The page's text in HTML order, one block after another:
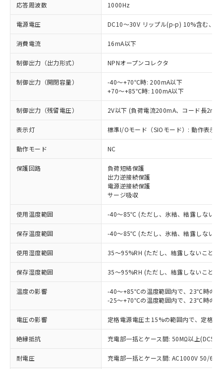
応答周波数 1000Hz
電源電圧 DC10～30V リップル(p-p) 10%含む、
消費電流 16mA以下
制御出力（出力形式） NPNオープンコレクタ
制御出力（開閉容量）
-40～+70℃時: 200mA以下
+70～+85℃時: 100mA以下
制御出力（残留電圧） 2V以下 (負荷電流200mA、コード長2m
表示灯 標準I/Oモード（SIOモード）: 動作表示
動作モード NC
保護回路
負荷短絡保護
出力逆接続保護
電源逆接続保護
サージ吸収
使用温度範囲 -40～85℃ (ただし、氷結、結露しないこ
保存温度範囲 -40～85℃ (ただし、氷結、結露しないこ
使用湿度範囲 35～95%RH (ただし、結露しないこと)
保存湿度範囲 35～95%RH (ただし、結露しないこと)
温度の影響
-40～+85℃の温度範囲内で、23℃時の
-25～+70℃の温度範囲内で、23℃時の
電圧の影響 定格電源電圧±15%の範囲内で、定格
絶縁抵抗 充電部一括とケース間: 50MΩ以上
耐電圧 充電部一括とケース間: AC1000V 50/
ご利用条件
ご利用ください。
本サービスは、当社制御機器事業取扱
商品の当社在庫状況および標準価格
(税抜)を提供させていただくもので
当社制御機器事業取扱商品の中には、
本サービスの対象外となる商品もある
ことをご了承ください。
在庫状況および標準価格照会結果は、
記載している更新日時点での社内デー
対応済み：EU RoHS指令（10物質）の
非含有に対応した製品が提供可能な商品で
有に対応した製品に切り替える予定のある
商品です。
対応予定なし：EU RoHS指令（10物質）の
非含有に非対応の商品で、対応品を出す予
調査・確認中：EU RoHS指令（10物質）の
非含有の対応状況を調査中または確認中の
商品です。
非該当品：ライセンス料など無形物で、有
害物質有無と関係のない商品です。
仕入先様の事情により、非含有部品として
いたものが、含有品と判明した場合などや
むを得ず変更することがあります。
※1 中国RoHS○×表
「○」：最大均質材料含有率が中国RoHSの
基準値以下であることを示します。
「×」：最大均質材料含有率が中国RoHSの
基準値を超えていることを示します。
「－」：未確認です。当社販売部門へお問
当社は、これら貴社製品のうち、外国
為替および外国貿易法に定める商品
（以下｢規制貨物等」という）を輸出
または国外への提供する場合は、日本